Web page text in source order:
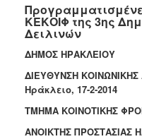
για
Οικονομική
Αδυναμία
&
Καταστροφές
Κοινοτικής
Φροντίδας
ΚΕΚΟΙΦ της 3ης
Δειλινών
ΔΗΜΟΣ ΗΡΑΚΛΕΙΟΥ
ΔΙΕΥΘΥΝΣΗ
Ηράκλειο, 17-2-2014
ΤΜΗΜΑ ΚΟΙΝΟΤΙΚΗΣ
ΑΝΟΙΚΤΗΣ ΠΡΟΣΤΑΣΙΑΣ